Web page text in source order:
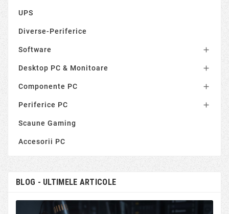
UPS
Diverse-Periferice
Software 
Desktop PC & Monitoare 
Componente PC 
Periferice PC 
Scaune Gaming
Accesorii PC
BLOG - ULTIMELE ARTICOLE